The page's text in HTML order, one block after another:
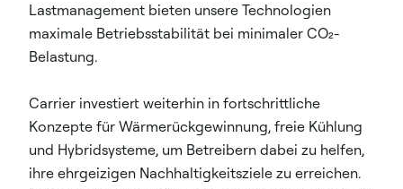
Lastmanagement bieten unsere Technologien
maximale Betriebsstabilität bei minimaler CO₂-
Belastung.
Carrier investiert weiterhin in fortschrittliche
Konzepte für Wärmerückgewinnung, freie Kühlung
und Hybridsysteme, um Betreibern dabei zu helfen,
ihre ehrgeizigen Nachhaltigkeitsziele zu erreichen.